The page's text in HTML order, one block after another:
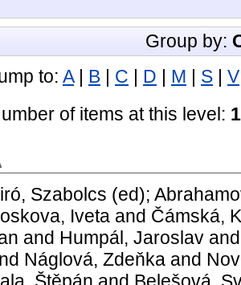
Group by:
to: A| B C D M S
V
of items at this level:
Szabolcs (ed);
Iveta and Čámská,
and Humpál, Jaroslav
Náglová, Zdeňka and